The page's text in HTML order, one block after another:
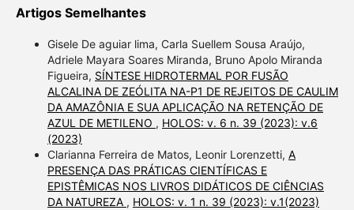
Artigos Semelhantes
Gisele De aguiar lima, Carla Suellem Sousa Araújo,
Adriele Mayara Soares Miranda, Bruno Apolo Miranda
Figueira, SÍNTESE HIDROTERMAL POR FUSÃO
ALCALINA DE ZEÓLITA NA-P1 DE REJEITOS DE CAULIM
DA AMAZÔNIA E SUA APLICAÇÃO NA RETENÇÃO DE
AZUL DE METILENO , HOLOS: v. 6 n. 39 (2023): v.6
(2023)
Clarianna Ferreira de Matos, Leonir Lorenzetti, A
PRESENÇA DAS PRÁTICAS CIENTÍFICAS E
EPISTÊMICAS NOS LIVROS DIDÁTICOS DE CIÊNCIAS
DA NATUREZA , HOLOS: v. 1 n. 39 (2023): v.1(2023)